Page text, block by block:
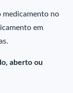
medicamento no
em
aberto ou